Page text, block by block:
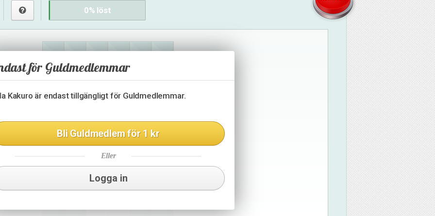
0% löst
för Guldmedlemmar
Kakuro är endast tillgängligt för Guldmedlemmar.
Bli Guldmedlem för 1 kr
Eller
Logga in
16
12
35
3
9
23
14
17
16